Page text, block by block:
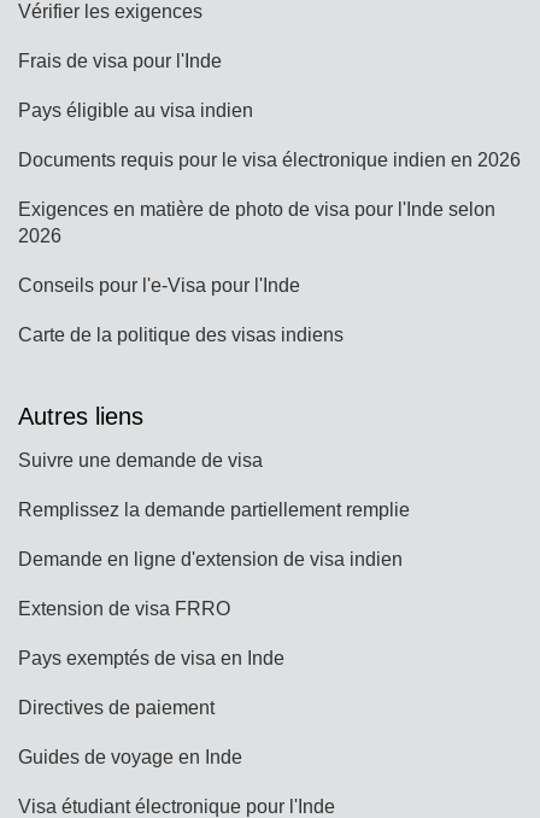
Vérifier les exigences
Frais de visa pour l'Inde
Pays éligible au visa indien
Documents requis pour le visa électronique indien en 2026
Exigences en matière de photo de visa pour l'Inde selon
2026
Conseils pour l'e-Visa pour l'Inde
Carte de la politique des visas indiens
Autres liens
Suivre une demande de visa
Remplissez la demande partiellement remplie
Demande en ligne d'extension de visa indien
Extension de visa FRRO
Pays exemptés de visa en Inde
Directives de paiement
Guides de voyage en Inde
Visa étudiant électronique pour l'Inde